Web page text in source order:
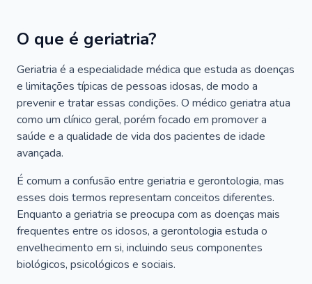
O que é geriatria?
Geriatria é a especialidade médica que estuda as doenças
e limitações típicas de pessoas idosas, de modo a
prevenir e tratar essas condições. O médico geriatra atua
como um clínico geral, porém focado em promover a
saúde e a qualidade de vida dos pacientes de idade
avançada.
É comum a confusão entre geriatria e gerontologia, mas
esses dois termos representam conceitos diferentes.
Enquanto a geriatria se preocupa com as doenças mais
frequentes entre os idosos, a gerontologia estuda o
envelhecimento em si, incluindo seus componentes
biológicos, psicológicos e sociais.